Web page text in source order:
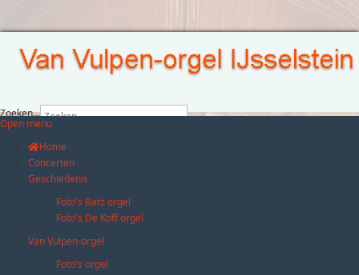
Zoeken...
Open menu
Home
Concerten
Geschiedenis
Foto's Batz orgel
Foto's De Koff orgel
Van Vulpen-orgel
Foto's orgel